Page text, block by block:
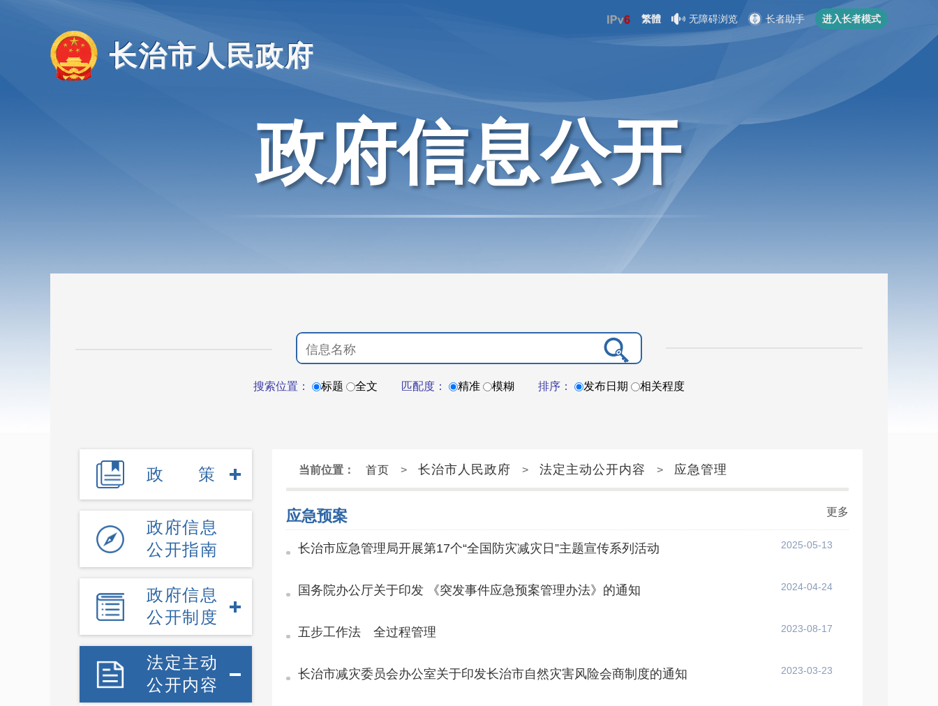
长治市人民政府
繁體 无障碍浏览 长者助手 进入长者模式
政府信息公开
搜索位置： 标题 全文 匹配度： 精准 模糊 排序： 发布日期 相关程度
政策
政府信息
公开指南
政府信息
公开制度
法定主动
公开内容
当前位置： 首页 > 长治市人民政府 > 法定主动公开内容 > 应急管理
应急预案 更多
长治市应急管理局开展第17个“全国防灾减灾日”主题宣传系列活动 2025-05-13
国务院办公厅关于印发 《突发事件应急预案管理办法》的通知 2024-04-24
五步工作法 全过程管理 2023-08-17
长治市减灾委员会办公室关于印发长治市自然灾害风险会商制度的通知 2023-03-23